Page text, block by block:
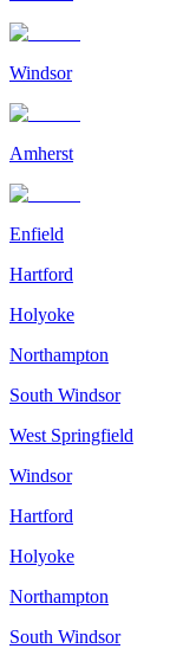
Windsor
Amherst
Enfield
Hartford
Holyoke
Northampton
South Windsor
West Springfield
Windsor
Hartford
Holyoke
Northampton
South Windsor